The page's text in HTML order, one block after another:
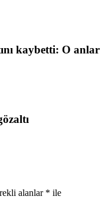
kaybetti: O anlar
alanlar * ile